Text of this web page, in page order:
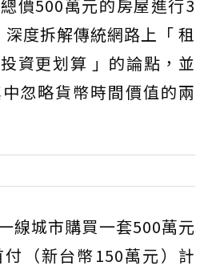
價500萬元的房屋進行3
度拆解傳統網路上「 租
資更划算 」的論點，並
忽略貨幣時間價值的兩
線城市購買一套500萬元
（新台幣150萬元）計